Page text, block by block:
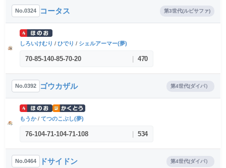
No.0324 コータス 第3世代(ルビサファ)
しろいけむり / ひでり / シェルアーマー(夢)
70-85-140-85-70-20 470
No.0392 ゴウカザル 第4世代(ダイパ）
もうか/ てつのこぶし(夢)
76-104-71-104-71-108 534
No.0464 ドサイドン 第4世代(ダイパ）